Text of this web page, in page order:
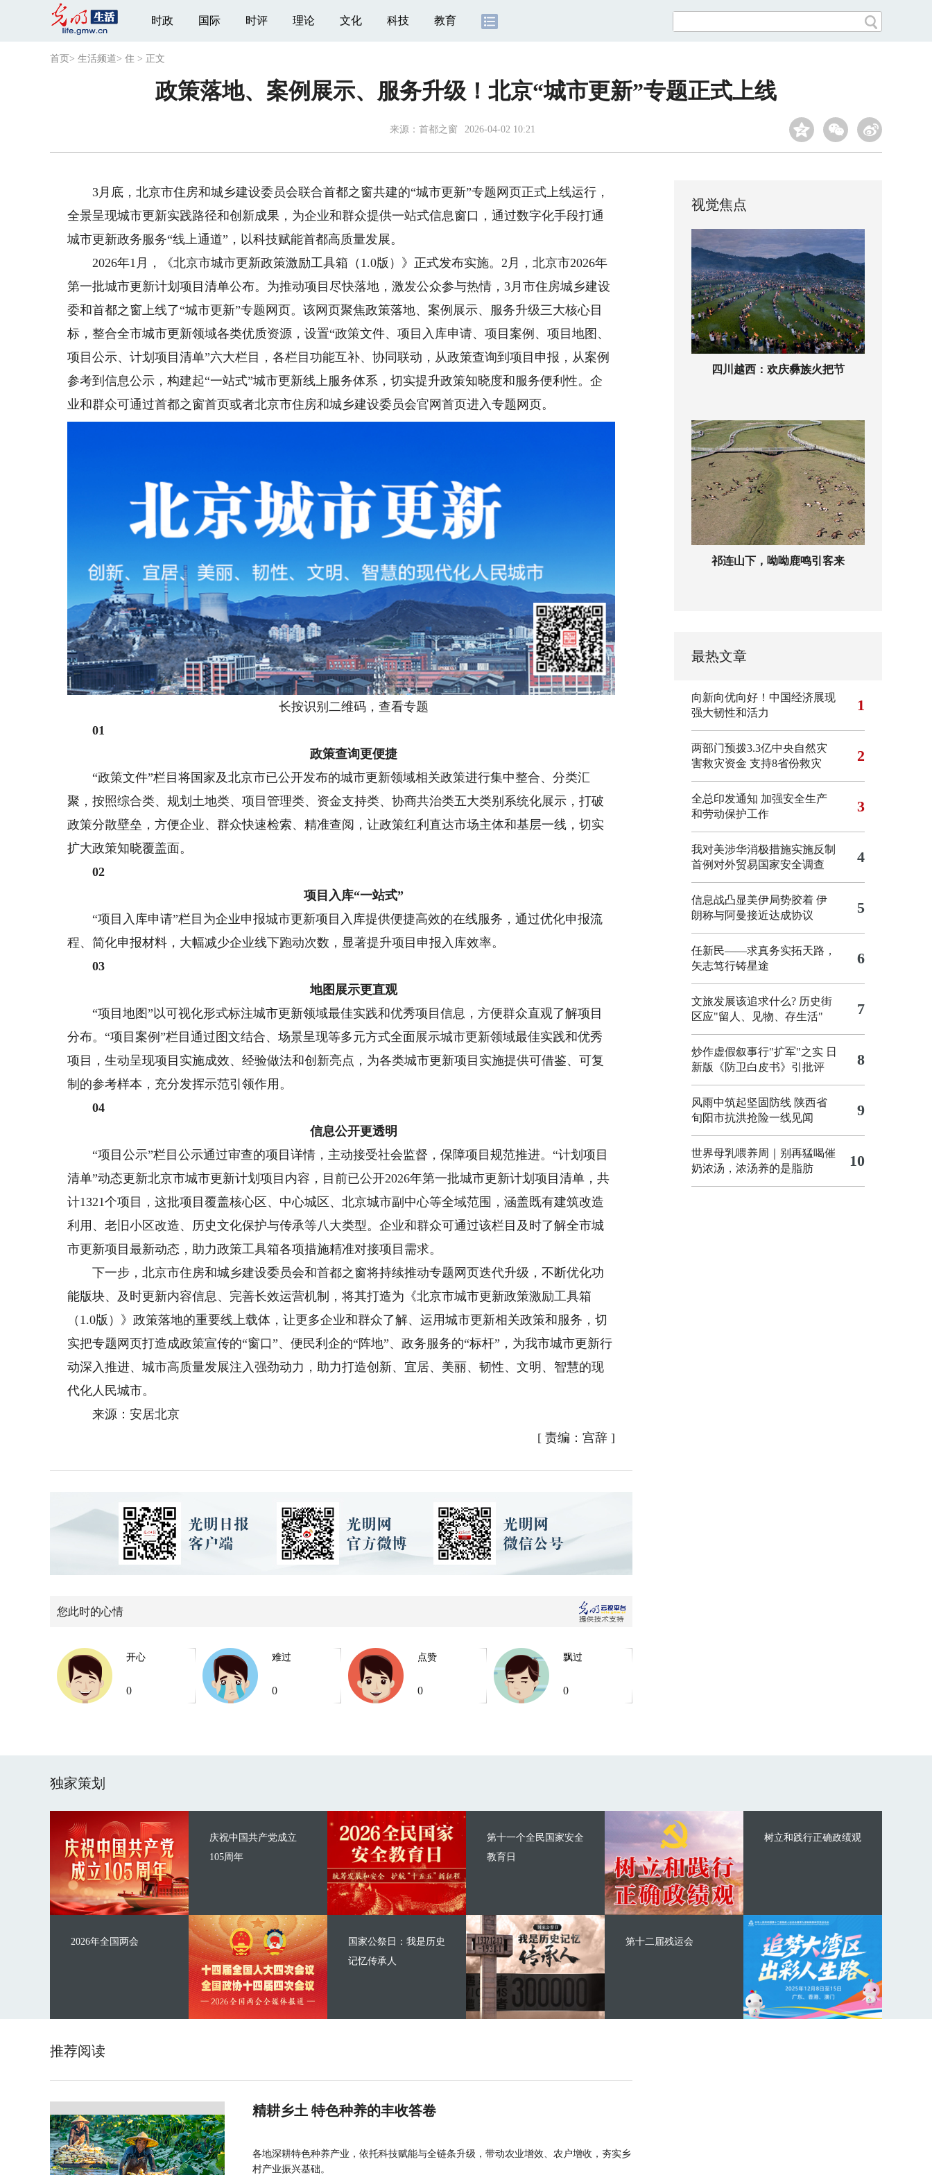
时政 国际 时评 理论 文化 科技 教育
首页 > 生活频道> 住 > 正文
政策落地、案例展示、服务升级！北京“城市更新”专题正式上线
来源： 首都之窗 2026-04-02 10:21
3月底，北京市住房和城乡建设委员会联合首都之窗共建的“城市更新”专题网页正式上线运行，
全景呈现城市更新实践路径和创新成果，为企业和群众提供一站式信息窗口，通过数字化手段打通
城市更新政务服务“线上通道”，以科技赋能首都高质量发展。
2026年1月，《北京市城市更新政策激励工具箱（1.0版）》正式发布实施。2月，北京市2026年
第一批城市更新计划项目清单公布。为推动项目尽快落地，激发公众参与热情，3月市住房城乡建设
委和首都之窗上线了“城市更新”专题网页。该网页聚焦政策落地、案例展示、服务升级三大核心目
标，整合全市城市更新领域各类优质资源，设置“政策文件、项目入库申请、项目案例、项目地图、
项目公示、计划项目清单”六大栏目，各栏目功能互补、协同联动，从政策查询到项目申报，从案例
参考到信息公示，构建起“一站式”城市更新线上服务体系，切实提升政策知晓度和服务便利性。企
业和群众可通过首都之窗首页或者北京市住房和城乡建设委员会官网首页进入专题网页。
长按识别二维码，查看专题
01
政策查询更便捷
“政策文件”栏目将国家及北京市已公开发布的城市更新领域相关政策进行集中整合、分类汇
聚，按照综合类、规划土地类、项目管理类、资金支持类、协商共治类五大类别系统化展示，打破
政策分散壁垒，方便企业、群众快速检索、精准查阅，让政策红利直达市场主体和基层一线，切实
扩大政策知晓覆盖面。
02
项目入库“一站式”
“项目入库申请”栏目为企业申报城市更新项目入库提供便捷高效的在线服务，通过优化申报流
程、简化申报材料，大幅减少企业线下跑动次数，显著提升项目申报入库效率。
03
地图展示更直观
“项目地图”以可视化形式标注城市更新领域最佳实践和优秀项目信息，方便群众直观了解项目
分布。“项目案例”栏目通过图文结合、场景呈现等多元方式全面展示城市更新领域最佳实践和优秀
项目，生动呈现项目实施成效、经验做法和创新亮点，为各类城市更新项目实施提供可借鉴、可复
制的参考样本，充分发挥示范引领作用。
04
信息公开更透明
“项目公示”栏目公示通过审查的项目详情，主动接受社会监督，保障项目规范推进。“计划项目
清单”动态更新北京市城市更新计划项目内容，目前已公开2026年第一批城市更新计划项目清单，共
计1321个项目，这批项目覆盖核心区、中心城区、北京城市副中心等全域范围，涵盖既有建筑改造
利用、老旧小区改造、历史文化保护与传承等八大类型。企业和群众可通过该栏目及时了解全市城
市更新项目最新动态，助力政策工具箱各项措施精准对接项目需求。
下一步，北京市住房和城乡建设委员会和首都之窗将持续推动专题网页迭代升级，不断优化功
能版块、及时更新内容信息、完善长效运营机制，将其打造为《北京市城市更新政策激励工具箱
（1.0版）》政策落地的重要线上载体，让更多企业和群众了解、运用城市更新相关政策和服务，切
实把专题网页打造成政策宣传的“窗口”、便民利企的“阵地”、政务服务的“标杆”，为我市城市更新行
动深入推进、城市高质量发展注入强劲动力，助力打造创新、宜居、美丽、韧性、文明、智慧的现
代化人民城市。
来源：安居北京
[ 责编：宫辞 ]
您此时的心情
开心
0
难过
0
点赞
0
飘过
0
视觉焦点
四川越西：欢庆彝族火把节
祁连山下，呦呦鹿鸣引客来
最热文章
向新向优向好！中国经济展现
强大韧性和活力
1
两部门预拨3.3亿中央自然灾
害救灾资金 支持8省份救灾
2
全总印发通知 加强安全生产
和劳动保护工作
3
我对美涉华消极措施实施反制
首例对外贸易国家安全调查
4
信息战凸显美伊局势胶着 伊
朗称与阿曼接近达成协议
5
任新民——求真务实拓天路，
矢志笃行铸星途
6
文旅发展该追求什么? 历史街
区应"留人、见物、存生活"
7
炒作虚假叙事行"扩军"之实 日
新版《防卫白皮书》引批评
8
风雨中筑起坚固防线 陕西省
旬阳市抗洪抢险一线见闻
9
世界母乳喂养周｜别再猛喝催
奶浓汤，浓汤养的是脂肪
10
独家策划
庆祝中国共产党成立
105周年
2026年全国两会
第十一个全民国家安全
教育日
国家公祭日：我是历史
记忆传承人
树立和践行正确政绩观
第十二届残运会
推荐阅读
精耕乡土 特色种养的丰收答卷
各地深耕特色种养产业，依托科技赋能与全链条升级，带动农业增效、农户增收，夯实乡
村产业振兴基础。